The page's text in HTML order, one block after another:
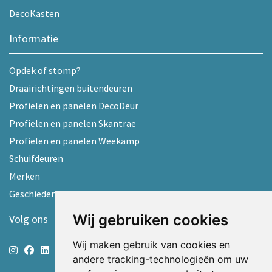
Wij gebruiken cookies
Wij maken gebruik van cookies en
andere tracking-technologieën om uw
DecoKasten
Informatie
Opdek of stomp?
Draairichtingen buitendeuren
Profielen en panelen DecoDeur
Profielen en panelen Skantrae
Profielen en panelen Weekamp
Schuifdeuren
Merken
Geschiedenis
Volg ons